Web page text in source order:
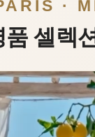
·
셀렉